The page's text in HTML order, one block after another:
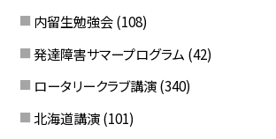
内留生勉強会 (108)
発達障害サマープログラム (42)
ロータリークラブ講演 (340)
北海道講演 (101)